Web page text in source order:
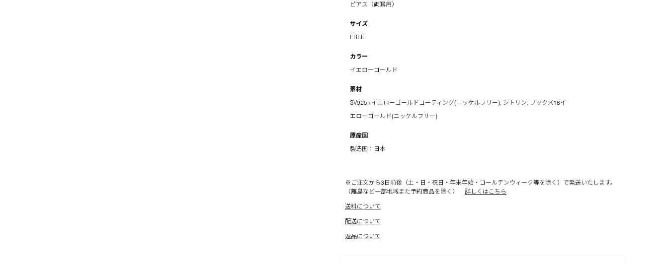
ピアス（両耳用）
サイズ
FREE
カラー
イエローゴールド
素材
SV925+イエローゴールドコーティング(ニッケルフリー), シトリン, フック:K18イ
エローゴールド(ニッケルフリー)
原産国
製造国：日本
※ご注文から3日前後（土・日・祝日・年末年始・ゴールデンウィーク等を除く）で発送いたします。
（離島など一部地域また予約商品を除く）
詳しくはこちら
送料について
配送について
返品について